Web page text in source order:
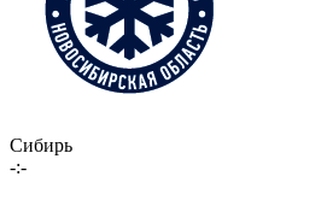
Сибирь
-:-